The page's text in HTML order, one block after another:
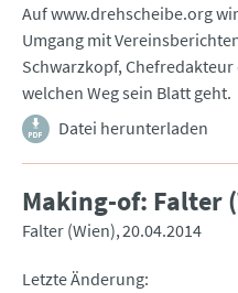
Auf www.drehscheibe.org
Umgang mit
Schwarzkopf,
welchen Weg sein Blatt geht.
Datei herunterladen
Making-of: Falter
Falter (Wien) 20.04.2014
Letzte Änderung